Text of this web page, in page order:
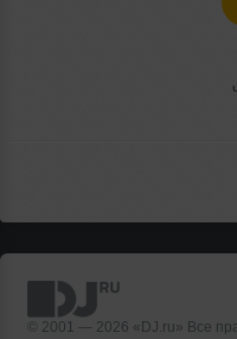
© 2001 — 2026 «DJ.ru» Все